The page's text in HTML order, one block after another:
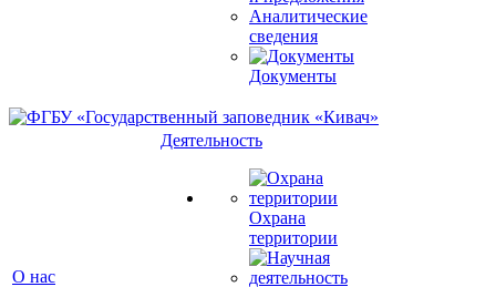
Аналитические
сведения
Документы
О нас
Деятельность
Охрана
территории